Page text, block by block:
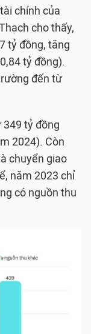
chính của
cho thấy,
tỷ đồng, tăng
tỷ đồng).
đến từ
349 tỷ đồng
2024). Còn
chuyển giao
năm 2023 chỉ
có nguồn thu